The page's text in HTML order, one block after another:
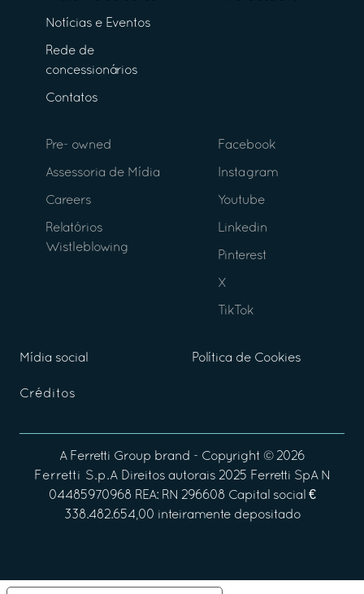
Notícias e Eventos
Rede de
concessionários
Contatos
Pre- owned
Assessoria de Mídia
Careers
Relatórios
Wistleblowing
Facebook
Instagram
Youtube
Linkedin
Pinterest
X
TikTok
Mídia social Política de Cookies
Créditos
A Ferretti Group brand - Copyright © 2026
Ferretti S.p.A Direitos autorais 2025 Ferretti SpA N
04485970968 REA: RN 296608 Capital social €
338.482.654,00 inteiramente depositado